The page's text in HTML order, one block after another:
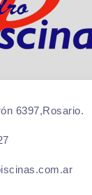
6397,Rosario.